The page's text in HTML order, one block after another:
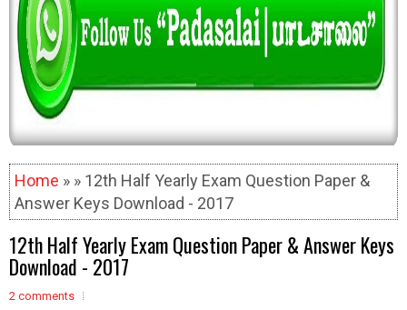
Home » » 12th Half Yearly Exam Question Paper &
Answer Keys Download - 2017
12th Half Yearly Exam Question Paper & Answer Keys
Download - 2017
2 comments